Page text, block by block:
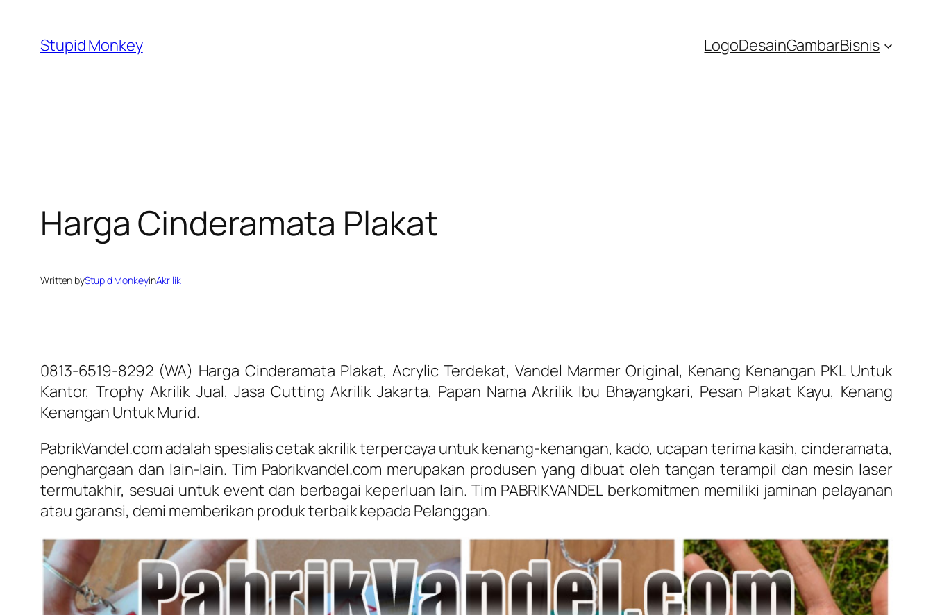
content
Stupid Monkey LogoDesainGambarBisnis
Harga Cinderamata Plakat
Written byStupid MonkeyinAkrilik
0813-6519-8292 (WA) Harga Cinderamata Plakat, Acrylic Terdekat, Vandel Marmer Original, Kenang Kenangan PKL Untuk
Kantor, Trophy Akrilik Jual, Jasa Cutting Akrilik Jakarta, Papan Nama Akrilik Ibu Bhayangkari, Pesan Plakat Kayu, Kenang
Kenangan Untuk Murid.
PabrikVandel.com adalah spesialis cetak akrilik terpercaya untuk kenang-kenangan, kado, ucapan terima kasih, cinderamata,
penghargaan dan lain-lain. Tim Pabrikvandel.com merupakan produsen yang dibuat oleh tangan terampil dan mesin laser
termutakhir, sesuai untuk event dan berbagai keperluan lain. Tim PABRIKVANDEL berkomitmen memiliki jaminan pelayanan
atau garansi, demi memberikan produk terbaik kepada Pelanggan.